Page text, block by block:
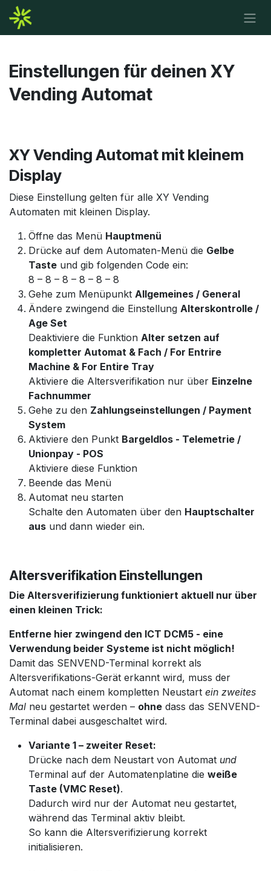
Zum Inhalt springen
Einstellungen für deinen XY
Vending Automat
XY Vending Automat mit kleinem
Display
Diese Einstellung gelten für alle XY Vending
Automaten mit kleinen Display.
Öffne das Menü Hauptmenü
Drücke auf dem Automaten-Menü die Gelbe
Taste und gib folgenden Code ein:
8 – 8 – 8 – 8 – 8 – 8
Gehe zum Menüpunkt Allgemeines / General
Ändere zwingend die Einstellung Alterskontrolle /
Age Set
Deaktiviere die Funktion Alter setzen auf
kompletter Automat & Fach / For Entrire
Machine & For Entire Tray
Aktiviere die Altersverifikation nur über Einzelne
Fachnummer
Gehe zu den Zahlungseinstellungen / Payment
System
Aktiviere den Punkt Bargeldlos - Telemetrie /
Unionpay - POS
Aktiviere diese Funktion
Beende das Menü
Automat neu starten
Schalte den Automaten über den Hauptschalter
aus und dann wieder ein.
Altersverifikation Einstellungen
Die Altersverifizierung funktioniert aktuell nur über
einen kleinen Trick:
Entferne hier zwingend den ICT DCM5 - eine
Verwendung beider Systeme ist nicht möglich!
Damit das SENVEND-Terminal korrekt als
Altersverifikations-Gerät erkannt wird, muss der
Automat nach einem kompletten Neustart ein zweites
Mal neu gestartet werden – ohne dass das SENVEND-
Terminal dabei ausgeschaltet wird.
Variante 1 – zweiter Reset:
Drücke nach dem Neustart von Automat und
Terminal auf der Automatenplatine die weiße
Taste (VMC Reset).
Dadurch wird nur der Automat neu gestartet,
während das Terminal aktiv bleibt.
So kann die Altersverifizierung korrekt
initialisieren.